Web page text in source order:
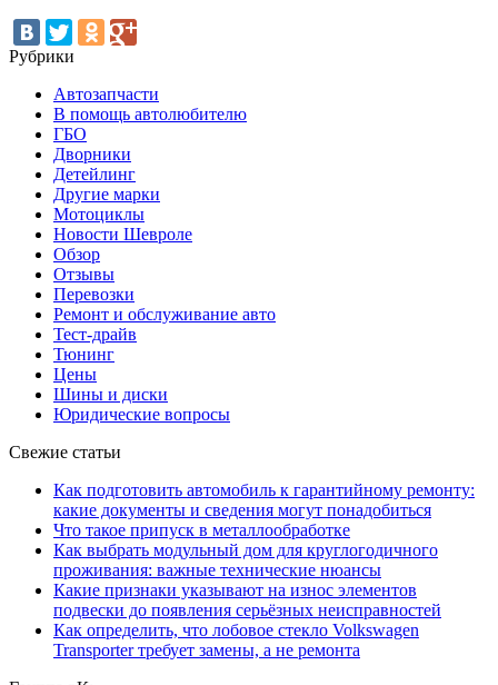
Рубрики
Автозапчасти
В помощь автолюбителю
ГБО
Дворники
Детейлинг
Другие марки
Мотоциклы
Новости Шевроле
Обзор
Отзывы
Перевозки
Ремонт и обслуживание авто
Тест-драйв
Тюнинг
Цены
Шины и диски
Юридические вопросы
Свежие статьи
Как подготовить автомобиль к гарантийному ремонту:
какие документы и сведения могут понадобиться
Что такое припуск в металлообработке
Как выбрать модульный дом для круглогодичного
проживания: важные технические нюансы
Какие признаки указывают на износ элементов
подвески до появления серьёзных неисправностей
Как определить, что лобовое стекло Volkswagen
Transporter требует замены, а не ремонта